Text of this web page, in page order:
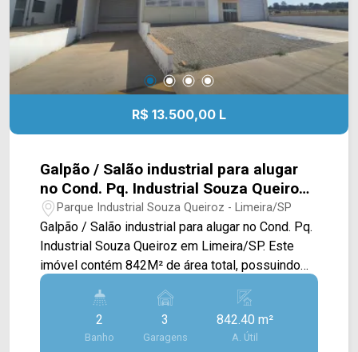
R$ 13.500,00 L
Galpão / Salão industrial para alugar
no Cond. Pq. Industrial Souza Queiroz
em Limeira/SP
Parque Industrial Souza Queiroz - Limeira/SP
Galpão / Salão industrial para alugar no Cond. Pq.
Industrial Souza Queiroz em Limeira/SP. Este
imóvel contém 842M² de área total, possuindo
um amplo salão, salas privativas e vestiários. >
02 banheiros sociais; > 03 vagas rotativas.
Localizado no bairro Parque Industrial Souza
Queiroz, este condomínio está próximo à Av.
2
Banho
3
Garagens
842.40 m²
A. Útil